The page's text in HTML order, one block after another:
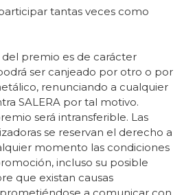
tantas veces como
del premio es de carácter
ser canjeado por otro o por
renunciando a cualquier
SALERA por tal motivo.
será intransferible. Las
se reservan el derecho a
momento las condiciones
incluso su posible
que existan causas